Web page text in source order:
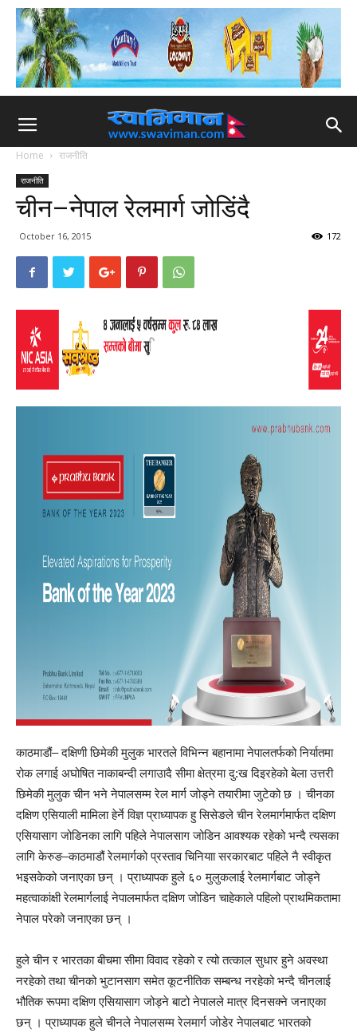
Home राजनीति
राजनीति
चीन–नेपाल रेलमार्ग जोडिंदै
October 16, 2015 172
काठमाडौं– दक्षिणी छिमेकी मुलुक भारतले विभिन्न बहानामा नेपालतर्फको निर्यातमा
रोक लगाई अघोषित नाकाबन्दी लगाउादै सीमा क्षेत्रमा दु:ख दिइरहेको बेला उत्तरी
छिमेकी मुलुक चीन भने नेपालसम्म रेल मार्ग जोड्ने तयारीमा जुटेको छ । चीनका
दक्षिण एसियाली मामिला हेर्ने विज्ञ प्राध्यापक हु सिसेङले चीन रेलमार्गमार्फत दक्षिण
एसियासाग जोडिनका लागि पहिले नेपालसाग जोडिन आवश्यक रहेको भन्दै त्यसका
लागि केरुङ–काठमाडौं रेलमार्गको प्रस्ताव चिनियाा सरकारबाट पहिले नै स्वीकृत
भइसकेको जनाएका छन् । प्राध्यापक हुले ६० मुलुकलाई रेलमार्गबाट जोड्ने
महत्वाकांक्षी रेलमार्गलाई नेपालमार्फत दक्षिण जोडिन चाहेकाले पहिलो प्राथमिकतामा
नेपाल परेको जनाएका छन् ।
हुले चीन र भारतका बीचमा सीमा विवाद रहेको र त्यो तत्काल सुधार हुने अवस्था
नरहेको तथा चीनको भुटानसाग समेत कूटनीतिक सम्बन्ध नरहेको भन्दै चीनलाई
भौतिक रूपमा दक्षिण एसियासाग जोड्ने बाटो नेपालले मात्र दिनसक्ने जनाएका
छन् । प्राध्यापक हुले चीनले नेपालसम्म रेलमार्ग जोडेर नेपालबाट भारतको